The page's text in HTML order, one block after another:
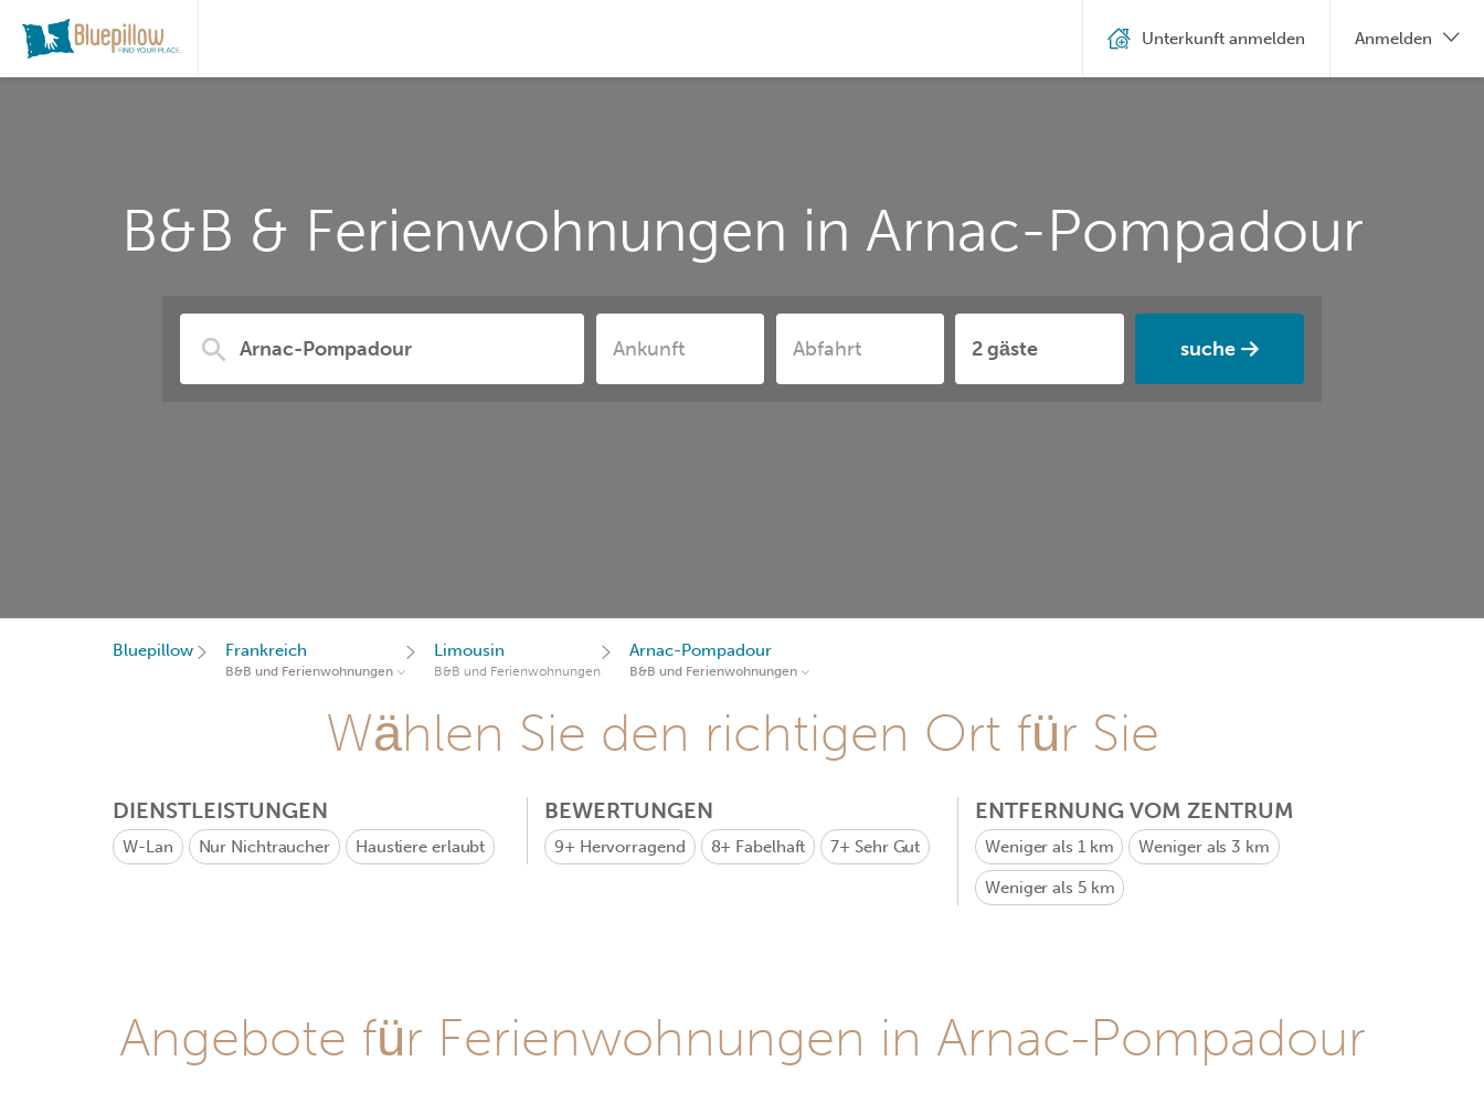
B&B & Ferienwohnungen in Arnac-Pompadour
suche
Unterkunft anmelden Anmelden
Bluepillow Frankreich
B&B und Ferienwohnungen
Limousin
B&B und Ferienwohnungen
Arnac-Pompadour
B&B und Ferienwohnungen
Wählen Sie den richtigen Ort für Sie
DIENSTLEISTUNGEN
W-Lan Nur Nichtraucher Haustiere erlaubt
BEWERTUNGEN
9+ Hervorragend 8+ Fabelhaft 7+ Sehr Gut
ENTFERNUNG VOM ZENTRUM
Weniger als 1 km Weniger als 3 km
Weniger als 5 km
Angebote für Ferienwohnungen in Arnac-Pompadour